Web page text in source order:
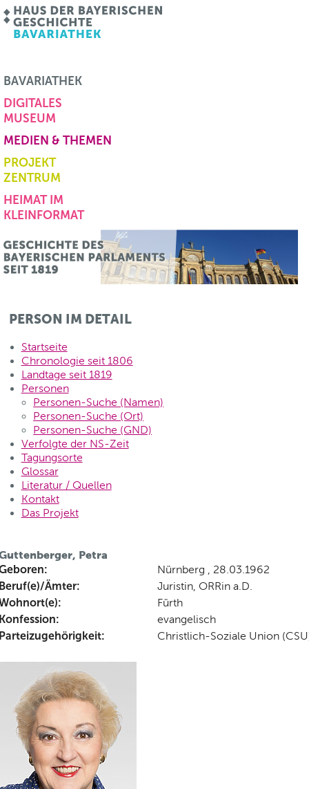
BAVARIATHEK
DIGITALES
MUSEUM
MEDIEN & THEMEN
PROJEKT
ZENTRUM
HEIMAT IM
KLEINFORMAT
PERSON IM DETAIL
Startseite
Chronologie seit 1806
Landtage seit 1819
Personen
Personen-Suche (Namen)
Personen-Suche (Ort)
Personen-Suche (GND)
Verfolgte der NS-Zeit
Tagungsorte
Glossar
Literatur / Quellen
Kontakt
Das Projekt
Petra
Nürnberg , 28.03.1962
Ämter: Juristin, ORRin a.D.
Fürth
evangelisch
Christlich-Soziale Union